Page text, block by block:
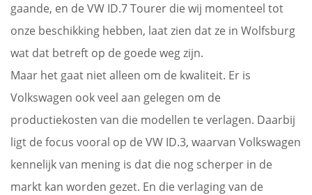
gaande, en de VW ID.7 Tourer die wij momenteel tot
onze beschikking hebben, laat zien dat ze in Wolfsburg
wat dat betreft op de goede weg zijn.
Maar het gaat niet alleen om de kwaliteit. Er is
Volkswagen ook veel aan gelegen om de
productiekosten van die modellen te verlagen. Daarbij
ligt de focus vooral op de VW ID.3, waarvan Volkswagen
kennelijk van mening is dat die nog scherper in de
markt kan worden gezet. En die verlaging van de